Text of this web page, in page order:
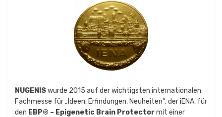
NUGENISwurde 2015 auf der wichtigsten internationalen
Fachmesse für „Ideen, Erfindungen, Neuheiten“, der iENA, für
den EBP® – Epigenetic Brain Protectormit einer